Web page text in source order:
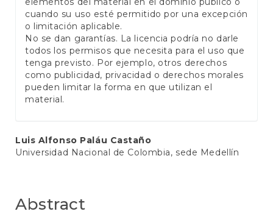
cuando su uso esté permitido por una excepción
o limitación aplicable.
No se dan garantías. La licencia podría no darle
todos los permisos que necesita para el uso que
tenga previsto. Por ejemplo, otros derechos
como publicidad, privacidad o derechos morales
pueden limitar la forma en que utilizan el
material.
Main
Article
Luis Alfonso Paláu Castaño
Universidad Nacional de Colombia, sede Medellín
Abstract